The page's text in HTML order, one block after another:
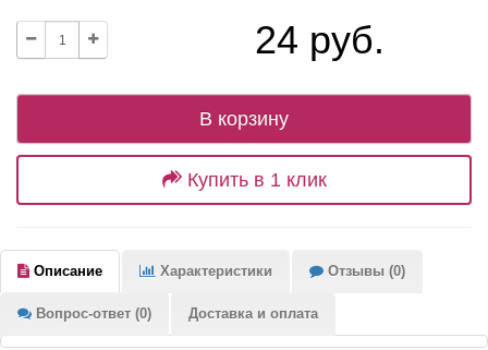
24 руб.
В корзину
Купить в 1 клик
Описание Характеристики Отзывы (0)
Вопрос-ответ (0) Доставка и оплата